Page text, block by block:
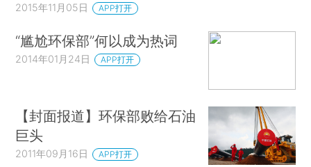
2015年11月05日 APP打开
“尴尬环保部”何以成为热词
2014年01月24日 APP打开
【封面报道】环保部败给石油
巨头
2011年09月16日 APP打开